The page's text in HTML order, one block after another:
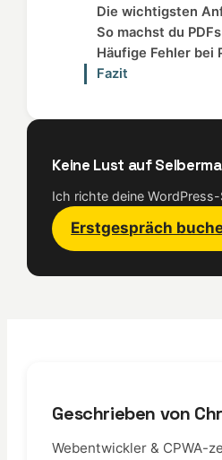
Die wichtigsten
So machst du
Häufige Fehler bei
Fazit
Keine Lust auf
Ich richte deine
Erstgespräch
Geschrieben von
Webentwickler &